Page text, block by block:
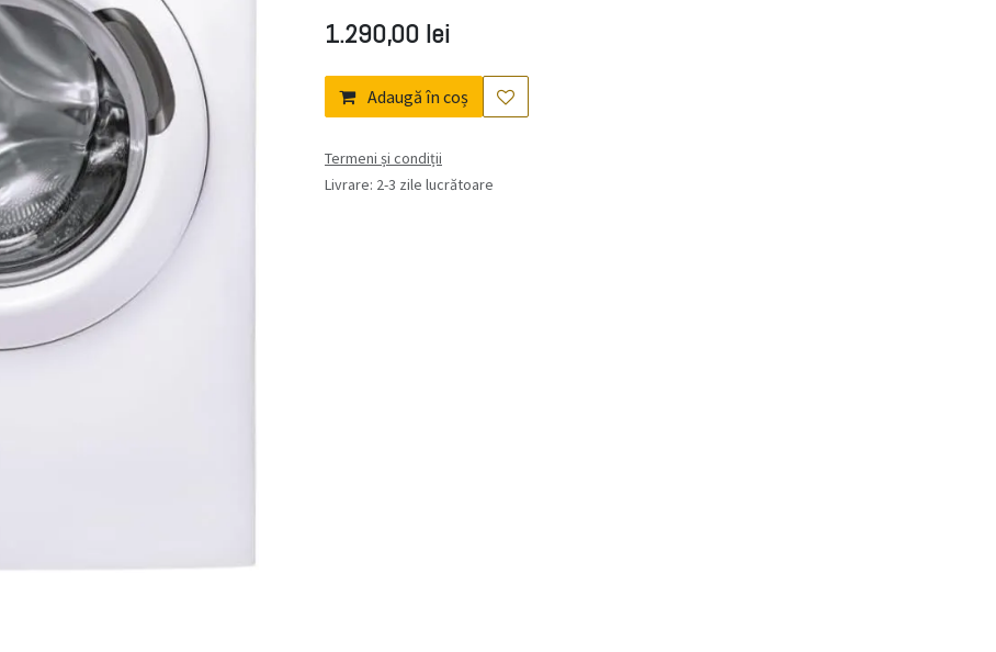
1.290,00 lei
Adaugă în coș
Termeni și condiții
Livrare: 2-3 zile lucrătoare